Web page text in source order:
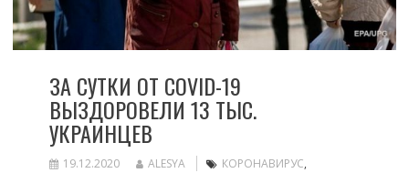
ЗА СУТКИ ОТ COVID-19
ВЫЗДОРОВЕЛИ 13 ТЫС.
УКРАИНЦЕВ
19.12.2020 ALESYA КОРОНАВИРУС,